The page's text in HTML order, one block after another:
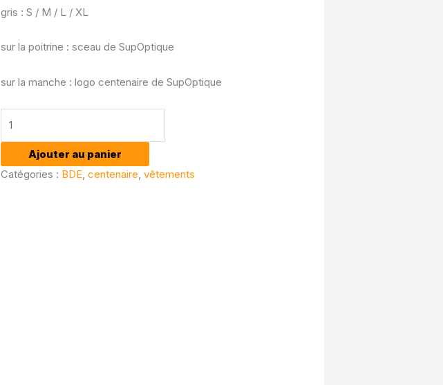
gris : S / M / L / XL
sur la poitrine : sceau de SupOptique
sur la manche : logo centenaire de SupOptique
Ajouter au panier
Catégories : BDE, centenaire, vêtements